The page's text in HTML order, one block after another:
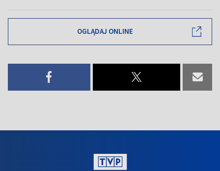
OGLĄDAJ ONLINE